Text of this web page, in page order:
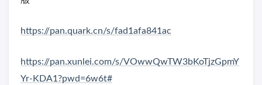
https://pan.quark.cn/s/fad1afa841ac
https://pan.xunlei.com/s/VOwwQwTW3bKoTjzGpmY
Yr-KDA1?pwd=6w6t#